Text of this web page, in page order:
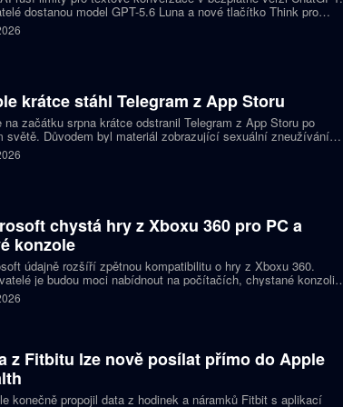
dostanou model GPT-5.6 Luna a nové tlačítko Think pro
otázky. Předplatitelům Plus a Pro firma zpřístupňuje upravený
Sol spolu s posuvníkem, který nastaví intenzitu přemýšlení.
krátce stáhl Telegram z App Storu
na začátku srpna krátce odstranil Telegram z App Storu po
světě. Důvodem byl materiál zobrazující sexuální zneužívání
podle firmy sdílel jeden uživatel. Telegram účet rychle
a aplikace se ještě během stejného dne do obchodu vrátila.
chystá hry z Xboxu 360 pro PC a
konzole
údajně rozšíří zpětnou kompatibilitu o hry z Xboxu 360.
je budou moci nabídnout na počítačích, chystané konzoli
Helix i přenosných zařízeních. První tituly by mohly dorazit
let 2027 a 2028.
z Fitbitu lze nově posílat přímo do Apple
konečně propojil data z hodinek a náramků Fitbit s aplikací